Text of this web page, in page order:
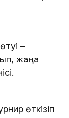
–
жаңа
өткізіп